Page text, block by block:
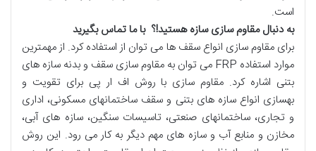
است.
به دنبال مقاوم سازی سازه هستید!؟ با ما تماس بگیرید
برای مقاوم سازی انواع سقف ها می توان از استفاده کرد. از مهمترین
موارد استفاده FRP می توان به مقاوم سازی سقف و بدنه سازه های
بتنی اشاره کرد. مقاوم سازی با روش اف ار پی برای تقویت و
بهسازی انواع سازه های بتنی و سقف ساختمانهای مسکونی، اداری
و تجاری، ساختمانهای صنعتی، تاسیسات سنگین، سازه های آبی،
مخازن و منابع آب و سازه های مهم دیگر به کار می رود. این روش